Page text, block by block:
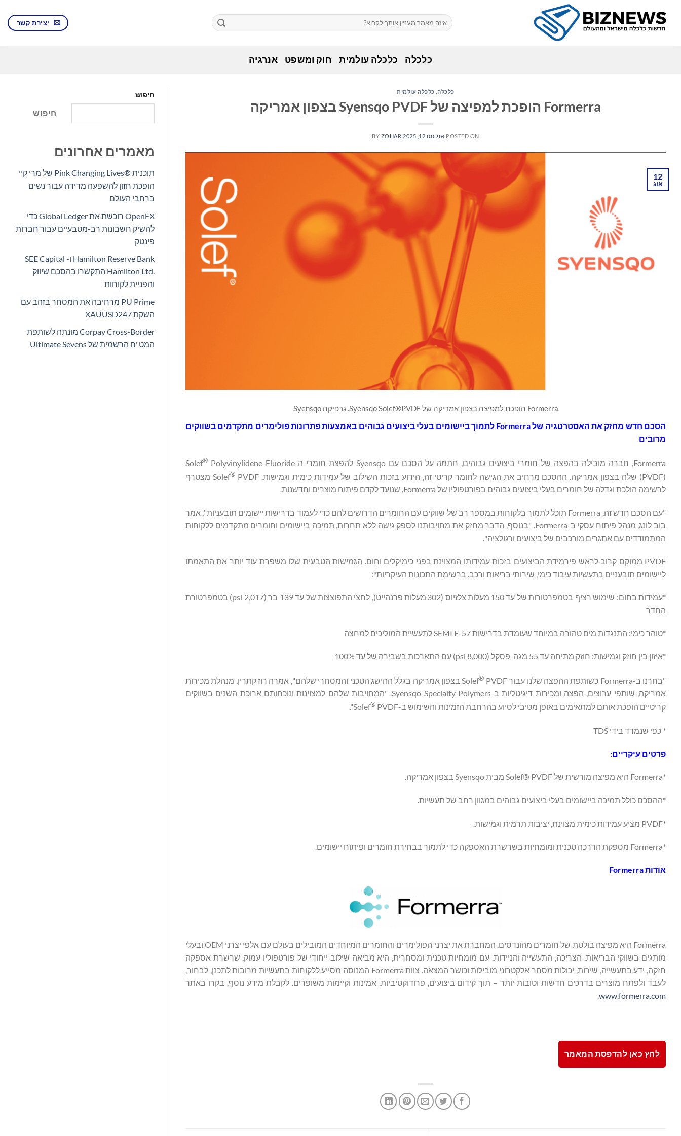
content
יצירת קשר
כלכלה כלכלה עולמית חוק ומשפט אנרגיה
כלכלה, כלכלה עולמית
Formerra הופכת למפיצה של Syensqo PVDF בצפון אמריקה
POSTED ON אוגוסט 12, 2025 BY ZOHAR
12
אוג
Formerra הופכת למפיצה בצפון אמריקה של Syensqo Solef®PVDF. גרפיקה Syensqo
הסכם חדש מחזק את האסטרטגיה שלFormerra לתמוך ביישומים בעלי ביצועים גבוהים באמצעות פתרונות פולימרים מתקדמים בשווקים
מרובים
Formerra, חברה מובילה בהפצה של חומרי ביצועים גבוהים, חתמה על הסכם עם Syensqo להפצת חומרי ה-Solef ® Polyvinylidene Fluoride
(PVDF) שלה בצפון אמריקה. ההסכם מרחיב את הגישה לחומר קריטי זה, הידוע בזכות השילוב של עמידות כימית וגמישות. Solef
®
PVDF מצטרף
לרשימה הולכת וגדלה של חומרים בעלי ביצועים גבוהים בפורטפוליו של Formerra, שנועד לקדם פיתוח מוצרים וחדשנות.
"עם הסכם חדש זה, Formerra תוכל לתמוך בלקוחות במספר רב של שווקים עם החומרים הדרושים להם כדי לעמוד בדרישות יישומים תובעניות", אמר
בוב לונג, מנהל פיתוח עסקי ב-Formerra. "בנוסף, הדבר מחזק את מחויבותנו לספק גישה ללא תחרות, תמיכה ביישומים וחומרים מתקדמים ללקוחות
המתמודדים עם אתגרים מורכבים של ביצועים ורגולציה".
PVDF ממוקם קרוב לראש פירמידת הביצועים בזכות עמידותו המצוינת בפני כימיקלים וחום. הגמישות הטבעית שלו משפרת עוד יותר את התאמתו
ליישומים תובעניים בתעשיות עיבוד כימי, שירותי בריאות ורכב. ברשימת התכונות העיקריות*:
*עמידות בחום: שימוש רציף בטמפרטורות של עד 150 מעלות צלזיוס (302 מעלות פרנהייט), לחצי התפוצצות של עד 139 בר (2,017 psi) בטמפרטורת
החדר
*טוהר כימי: התנגדות מים טהורה במיוחד שעומדת בדרישות SEMI F-57 לתעשיית המוליכים למחצה
*איזון בין חוזק וגמישות: חוזק מתיחה עד 55 מגה-פסקל (8,000 psi) עם התארכות בשבירה של עד 100%
"בחרנו ב-Formerra כשותפת ההפצה שלנו עבור Solef ®
PVDF בצפון אמריקה בגלל ההישג הטכני והמסחרי שלהם", אמרה רוז קתרין, מנהלת מכירות
אמריקה, שותפי ערוצים, הפצה ומכירות דיגיטליות ב-Syensqo Specialty Polymers. "המחויבות שלהם למצוינות ונוכחותם ארוכת השנים בשווקים
קריטיים הופכת אותם למתאימים באופן מטיבי לסיוע בהרחבת הזמינות והשימוש ב-Solef
® PVDF".
* כפי שנמדד בידי TDS
פרטים עיקריים:
*Formerra היא מפיצה מורשית של Solef® PVDF מבית Syensqo בצפון אמריקה.
*ההסכם כולל תמיכה ביישומים בעלי ביצועים גבוהים במגוון רחב של תעשיות.
*PVDF מציע עמידות כימית מצוינת, יציבות תרמית וגמישות.
*Formerra מספקת הדרכה טכנית ומומחיות בשרשרת האספקה כדי לתמוך בבחירת חומרים ופיתוח יישומים.
אודותFormerra
Formerra היא מפיצה בולטת של חומרים מהונדסים, המחברת את יצרני הפולימרים והחומרים המיוחדים המובילים בעולם עם אלפי יצרני OEM ובעלי
מותגים בשווקי הבריאות, הצריכה, התעשייה והניידות. עם מומחיות טכנית ומסחרית, היא מביאה שילוב ייחודי של פורטפוליו עמוק, שרשרת אספקה
חזקה, ידע בתעשייה, שירות, יכולות מסחר אלקטרוני מובילות וכושר המצאה. צוות Formerra המנוסה מסייע ללקוחות בתעשיות מרובות לתכנן, לבחור,
לעבד ולפתח מוצרים בדרכים חדשות וטובות יותר – תוך קידום ביצועים, פרודוקטיביות, אמינות וקיימות משופרים. לקבלת מידע נוסף, בקרו באתר
www.formerra.com
.
לחץ כאן להדפסת המאמר
חיפוש
חיפוש
מאמרים אחרונים
תוכנית Pink Changing Lives®‎ של מרי קיי
הופכת חזון להשפעה מדידה עבור נשים
ברחבי העולם
OpenFX רוכשת את Global Ledger כדי
להשיק חשבונות רב-מטבעיים עבור חברות
פינטק
Hamilton Reserve Bank ו- SEE Capital
Hamilton Ltd.‎ התקשרו בהסכם שיווק
והפניית לקוחות
PU Prime מרחיבה את המסחר בזהב עם
השקת XAUUSD247
Corpay Cross-Border מונתה לשותפת
המט"ח הרשמית של Ultimate Sevens